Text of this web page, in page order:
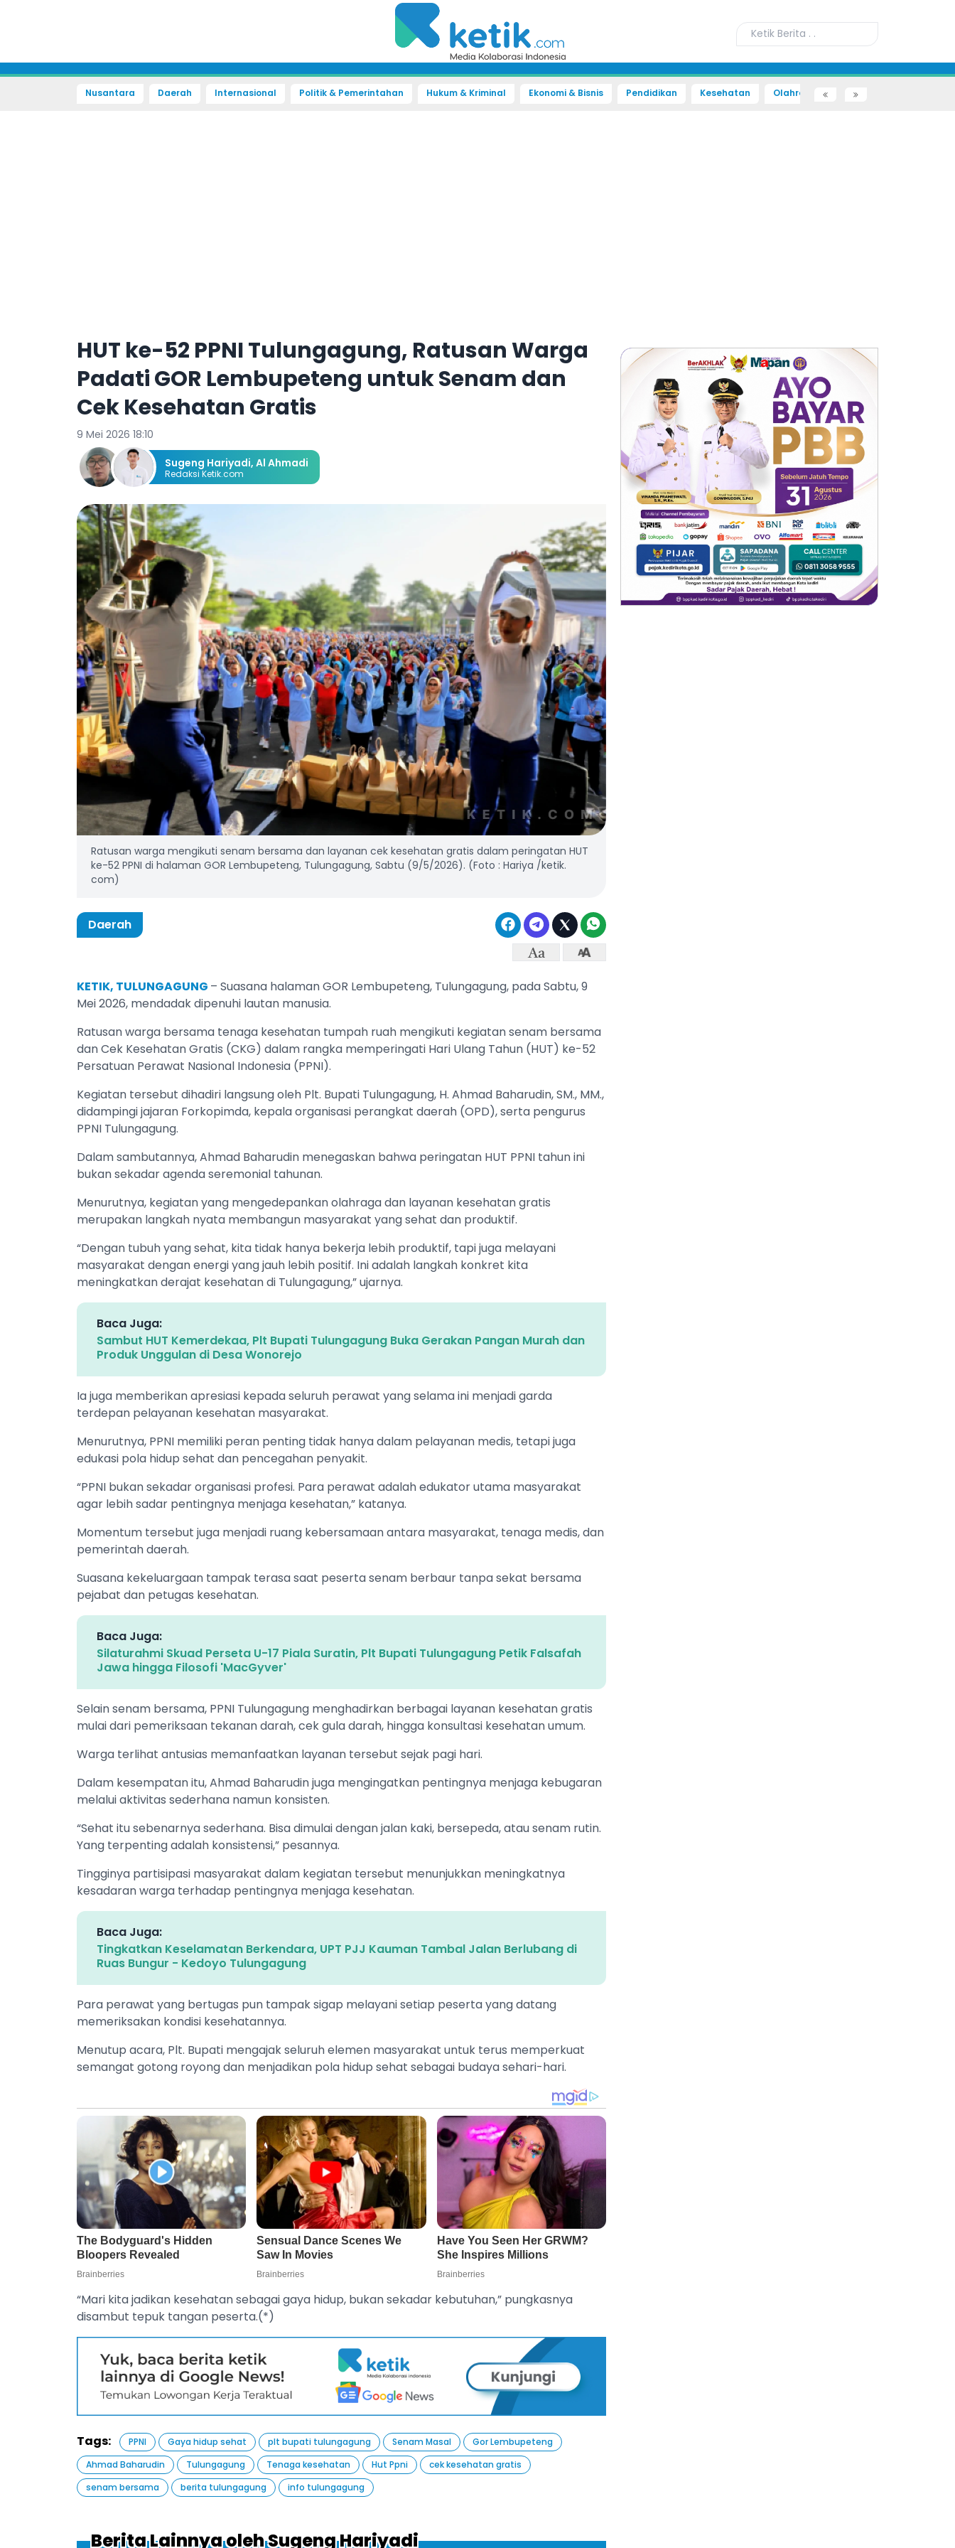
Nusantara Daerah Internasional Politik & Pemerintahan Hukum & Kriminal Ekonomi & Bisnis Pendidikan Kesehatan Olahraga Sains dan Teknologi
HUT ke-52 PPNI Tulungagung, Ratusan Warga
Padati GOR Lembupeteng untuk Senam dan
Cek Kesehatan Gratis
9 Mei 2026 18:10
Sugeng Hariyadi, Al Ahmadi
Redaksi Ketik.com
Ratusan warga mengikuti senam bersama dan layanan cek kesehatan gratis dalam peringatan HUT
ke-52 PPNI di halaman GOR Lembupeteng, Tulungagung, Sabtu (9/5/2026). (Foto : Hariya /ketik.
com)
Daerah
KETIK, TULUNGAGUNG – Suasana halaman GOR Lembupeteng, Tulungagung, pada Sabtu, 9
Mei 2026, mendadak dipenuhi lautan manusia.
Ratusan warga bersama tenaga kesehatan tumpah ruah mengikuti kegiatan senam bersama
dan Cek Kesehatan Gratis (CKG) dalam rangka memperingati Hari Ulang Tahun (HUT) ke-52
Persatuan Perawat Nasional Indonesia (PPNI).
Kegiatan tersebut dihadiri langsung oleh Plt. Bupati Tulungagung, H. Ahmad Baharudin, SM., MM.,
didampingi jajaran Forkopimda, kepala organisasi perangkat daerah (OPD), serta pengurus
PPNI Tulungagung.
Dalam sambutannya, Ahmad Baharudin menegaskan bahwa peringatan HUT PPNI tahun ini
bukan sekadar agenda seremonial tahunan.
Menurutnya, kegiatan yang mengedepankan olahraga dan layanan kesehatan gratis
merupakan langkah nyata membangun masyarakat yang sehat dan produktif.
“Dengan tubuh yang sehat, kita tidak hanya bekerja lebih produktif, tapi juga melayani
masyarakat dengan energi yang jauh lebih positif. Ini adalah langkah konkret kita
meningkatkan derajat kesehatan di Tulungagung,” ujarnya.
Baca Juga:
Sambut HUT Kemerdekaa, Plt Bupati Tulungagung Buka Gerakan Pangan Murah dan
Produk Unggulan di Desa Wonorejo
Ia juga memberikan apresiasi kepada seluruh perawat yang selama ini menjadi garda
terdepan pelayanan kesehatan masyarakat.
Menurutnya, PPNI memiliki peran penting tidak hanya dalam pelayanan medis, tetapi juga
edukasi pola hidup sehat dan pencegahan penyakit.
“PPNI bukan sekadar organisasi profesi. Para perawat adalah edukator utama masyarakat
agar lebih sadar pentingnya menjaga kesehatan,” katanya.
Momentum tersebut juga menjadi ruang kebersamaan antara masyarakat, tenaga medis, dan
pemerintah daerah.
Suasana kekeluargaan tampak terasa saat peserta senam berbaur tanpa sekat bersama
pejabat dan petugas kesehatan.
Baca Juga:
Silaturahmi Skuad Perseta U-17 Piala Suratin, Plt Bupati Tulungagung Petik Falsafah
Jawa hingga Filosofi 'MacGyver'
Selain senam bersama, PPNI Tulungagung menghadirkan berbagai layanan kesehatan gratis
mulai dari pemeriksaan tekanan darah, cek gula darah, hingga konsultasi kesehatan umum.
Warga terlihat antusias memanfaatkan layanan tersebut sejak pagi hari.
Dalam kesempatan itu, Ahmad Baharudin juga mengingatkan pentingnya menjaga kebugaran
melalui aktivitas sederhana namun konsisten.
“Sehat itu sebenarnya sederhana. Bisa dimulai dengan jalan kaki, bersepeda, atau senam rutin.
Yang terpenting adalah konsistensi,” pesannya.
Tingginya partisipasi masyarakat dalam kegiatan tersebut menunjukkan meningkatnya
kesadaran warga terhadap pentingnya menjaga kesehatan.
Baca Juga:
Tingkatkan Keselamatan Berkendara, UPT PJJ Kauman Tambal Jalan Berlubang di
Ruas Bungur - Kedoyo Tulungagung
Para perawat yang bertugas pun tampak sigap melayani setiap peserta yang datang
memeriksakan kondisi kesehatannya.
Menutup acara, Plt. Bupati mengajak seluruh elemen masyarakat untuk terus memperkuat
semangat gotong royong dan menjadikan pola hidup sehat sebagai budaya sehari-hari.
“Mari kita jadikan kesehatan sebagai gaya hidup, bukan sekadar kebutuhan,” pungkasnya
disambut tepuk tangan peserta.(*)
Tags: PPNI Gaya hidup sehat plt bupati tulungagung Senam Masal
Gor Lembupeteng
Ahmad Baharudin
Tulungagung Tenaga kesehatan Hut Ppni
cek kesehatan gratis
senam bersama
berita tulungagung info tulungagung
Berita Lainnya oleh Sugeng Hariyadi